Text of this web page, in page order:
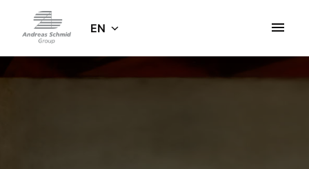
contentHomepage EN